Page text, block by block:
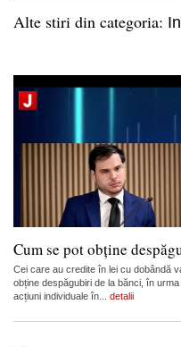
Alte stiri din categoria:
Cum se pot obține
Cei care au credite în lei cu dobândă
obține despăgubiri de la bănci, în
acțiuni individuale în... detalii